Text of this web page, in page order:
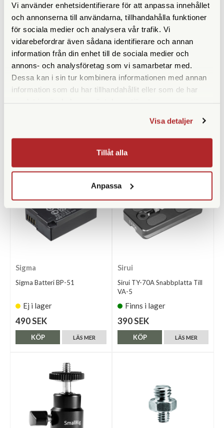
Vi använder enhetsidentifierare för att anpassa innehållet
och annonserna till användarna, tillhandahålla funktioner
för sociala medier och analysera vår trafik. Vi
vidarebefordrar även sådana identifierare och annan
information från din enhet till de sociala medier och
annons- och analysföretag som vi samarbetar med.
Dessa kan i sin tur kombinera informationen med annan
information som du har tillhandahållit eller som de har
Visa detaljer
Tillåt alla
Anpassa
SmallRig
SmallRig Gängadapter
Sirui
Sirui TY-C10 Snabbplatta Till
Sigma
Sigma Batteri BP-51
Ej i lager
490 SEK
LÄS MER
KÖP
Sirui
Sirui TY-70A Snabbplatta Till
VA-5
Finns i lager
390 SEK
LÄS MER
KÖP